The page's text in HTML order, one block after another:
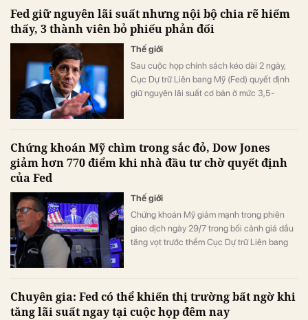
Fed giữ nguyên lãi suất nhưng nội bộ chia rẽ hiếm
thấy, 3 thành viên bỏ phiếu phản đối
Thế giới
Sau cuộc họp chính sách kéo dài 2 ngày,
Cục Dự trữ Liên bang Mỹ (Fed) quyết định
giữ nguyên lãi suất cơ bản ở mức 3,5-
Chứng khoán Mỹ chìm trong sắc đỏ, Dow Jones
giảm hơn 770 điểm khi nhà đầu tư chờ quyết định
của Fed
Thế giới
Chứng khoán Mỹ giảm mạnh trong phiên
giao dịch ngày 29/7 trong bối cảnh giá dầu
tăng vọt trước thềm Cục Dự trữ Liên bang
Chuyên gia: Fed có thể khiến thị trường bất ngờ khi
tăng lãi suất ngay tại cuộc họp đêm nay